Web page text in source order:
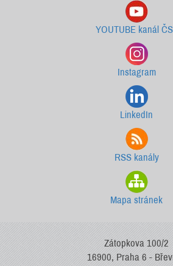
YOUTUBE kanál
Instagram
LinkedIn
RSS kanály
Mapa stránek
Zátopkova 100/2
16900, Praha 6 -